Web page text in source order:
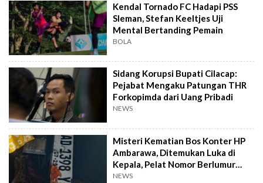
Kendal Tornado FC Hadapi PSS
Sleman, Stefan Keeltjes Uji
Mental Bertanding Pemain
BOLA
Sidang Korupsi Bupati Cilacap:
Pejabat Mengaku Patungan THR
Forkopimda dari Uang Pribadi
NEWS
Misteri Kematian Bos Konter HP
Ambarawa, Ditemukan Luka di
Kepala, Pelat Nomor Berlumur
Darah
NEWS